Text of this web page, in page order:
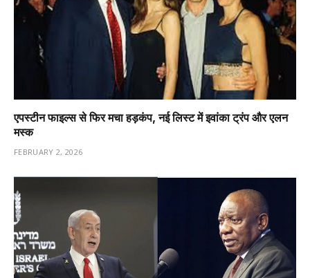
एपस्टीन फाइल्स से फिर मचा हड़कंप, नई लिस्ट में इवांका ट्रंप और एलन
मस्क
FEBRUARY 2, 2026